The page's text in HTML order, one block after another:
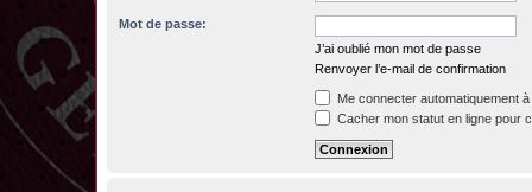
Mot de passe:
J’ai oublié mon mot de passe
Renvoyer l’e-mail de confirmation
Me connecter automatiquement
Cacher mon statut en ligne pour